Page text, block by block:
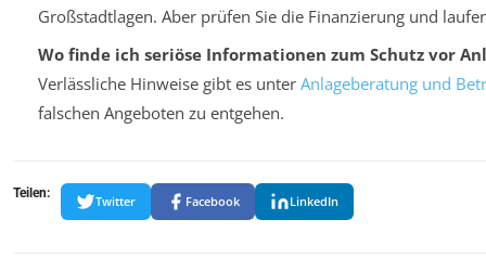
Großstadtlagen. Aber prüfen Sie die Finanzierung und
Wo finde ich seriöse Informationen zum Schutz vor
Verlässliche Hinweise gibt es unter Anlageberatung und
falschen Angeboten zu entgehen.
Teilen:
Twitter Facebook LinkedIn